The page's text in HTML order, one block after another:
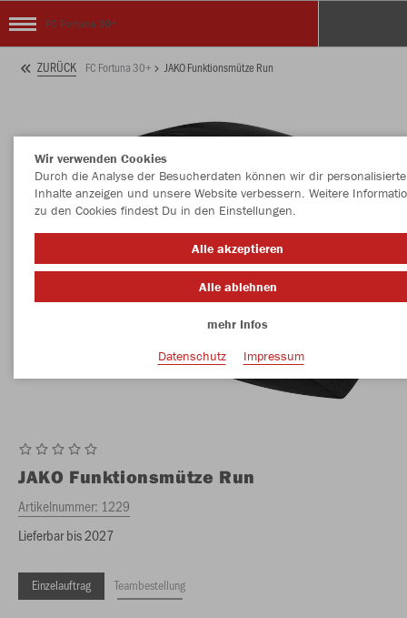
FC Fortuna 30+
ZURÜCK FC Fortuna 30+ JAKO Funktionsmütze Run
JAKO Funktionsmütze Run
Artikelnummer: 1229
Lieferbar bis 2027
Einzelauftrag Teambestellung
Wir verwenden Cookies
Durch die Analyse der Besucherdaten können wir dir personalisierte
Inhalte anzeigen und unsere Website verbessern. Weitere
zu den Cookies findest Du in den Einstellungen.
Alle akzeptieren
Alle ablehnen
mehr Infos
Datenschutz
Impressum